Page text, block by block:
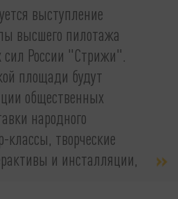
выступление
высшего пилотажа
сил России "Стрижи".
площади будут
общественных
народного
классы, творческие
и инсталляции,